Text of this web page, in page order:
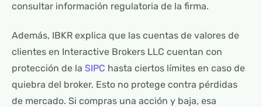
consultar información regulatoria de la firma.
Además, IBKR explica que las cuentas de valores de
clientes en Interactive Brokers LLC cuentan con
protección de la SIPC hasta ciertos límites en caso de
quiebra del broker. Esto no protege contra pérdidas
de mercado. Si compras una acción y baja, esa